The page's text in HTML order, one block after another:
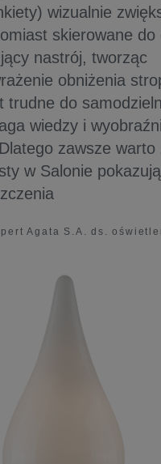
wizualnie
skierowane do
nastrój, tworząc
obniżenia
trudne do
wiedzy i wyobraźni
zawsze warto
w Salonie
Agata S.A. ds.